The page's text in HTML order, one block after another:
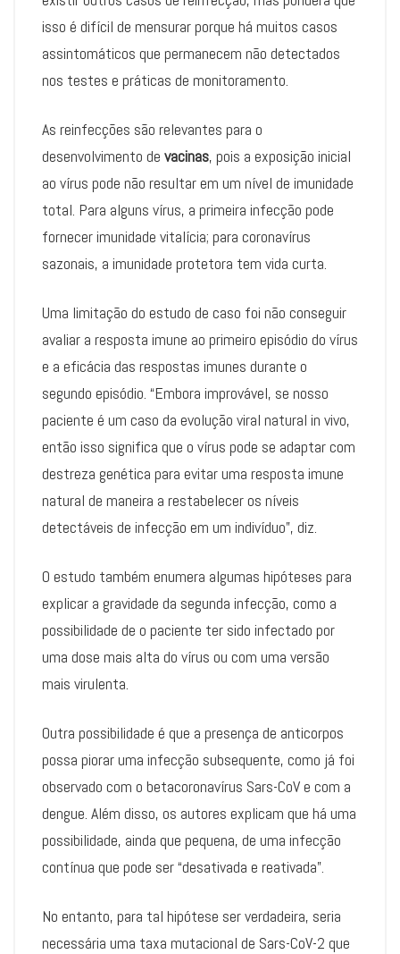
isso é difícil de mensurar porque há muitos casos
assintomáticos que permanecem não detectados
nos testes e práticas de monitoramento.
As reinfecções são relevantes para o
desenvolvimento de vacinas, pois a exposição inicial
ao vírus pode não resultar em um nível de imunidade
total. Para alguns vírus, a primeira infecção pode
fornecer imunidade vitalícia; para coronavírus
sazonais, a imunidade protetora tem vida curta.
Uma limitação do estudo de caso foi não conseguir
avaliar a resposta imune ao primeiro episódio do vírus
e a eficácia das respostas imunes durante o
segundo episódio. “Embora improvável, se nosso
paciente é um caso da evolução viral natural in vivo,
então isso significa que o vírus pode se adaptar com
destreza genética para evitar uma resposta imune
natural de maneira a restabelecer os níveis
detectáveis de infecção em um indivíduo”, diz.
O estudo também enumera algumas hipóteses para
explicar a gravidade da segunda infecção, como a
possibilidade de o paciente ter sido infectado por
uma dose mais alta do vírus ou com uma versão
mais virulenta.
Outra possibilidade é que a presença de anticorpos
possa piorar uma infecção subsequente, como já foi
observado com o betacoronavírus Sars-CoV e com a
dengue. Além disso, os autores explicam que há uma
possibilidade, ainda que pequena, de uma infecção
contínua que pode ser “desativada e reativada”.
No entanto, para tal hipótese ser verdadeira, seria
necessária uma taxa mutacional de Sars-CoV-2 que